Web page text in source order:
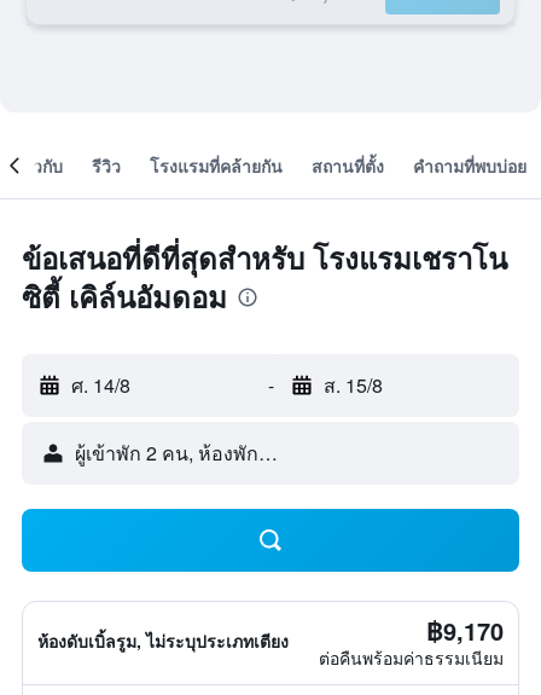
เกี่ยวกับ รีวิว โรงแรมที่คล้ายกัน สถานที่ตั้ง คำถามที่พบบ่อย
ข้อเสนอที่ดีที่สุดสำหรับ โรงแรมเชราโน
ซิตี้ เคิล์นอัมดอม
ศ. 14/8 - ส. 15/8
ผู้เข้าพัก 2 คน, ห้องพัก 1 ห้อง
ห้องดับเบิ้ลรูม, ไม่ระบุประเภทเตียง ฿9,170
ต่อคืนพร้อมค่าธรรมเนียม